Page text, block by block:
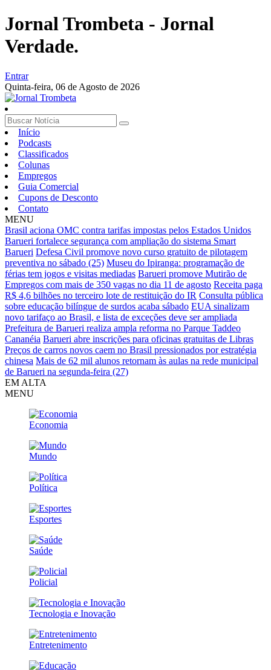
Jornal Trombeta - Jornal
Verdade.
Entrar
Quinta-feira, 06 de Agosto de 2026
Início
Podcasts
Classificados
Colunas
Empregos
Guia Comercial
Cupons de Desconto
Contato
MENU
Brasil aciona OMC contra tarifas impostas pelos Estados Unidos
Barueri fortalece segurança com ampliação do sistema Smart
Barueri Defesa Civil promove novo curso gratuito de pilotagem
preventiva no sábado (25) Museu do Ipiranga: programação de
férias tem jogos e visitas mediadas Barueri promove Mutirão de
Empregos com mais de 350 vagas no dia 11 de agosto Receita paga
R$ 4,6 bilhões no terceiro lote de restituição do IR Consulta pública
sobre educação bilíngue de surdos acaba sábado EUA sinalizam
novo tarifaço ao Brasil, e lista de exceções deve ser ampliada
Prefeitura de Barueri realiza ampla reforma no Parque Taddeo
Cananéia Barueri abre inscrições para oficinas gratuitas de Libras
Preços de carros novos caem no Brasil pressionados por estratégia
chinesa Mais de 62 mil alunos retornam às aulas na rede municipal
de Barueri na segunda-feira (27)
EM ALTA
MENU
Economia
Mundo
Política
Esportes
Saúde
Policial
Tecnologia e Inovação
Entretenimento